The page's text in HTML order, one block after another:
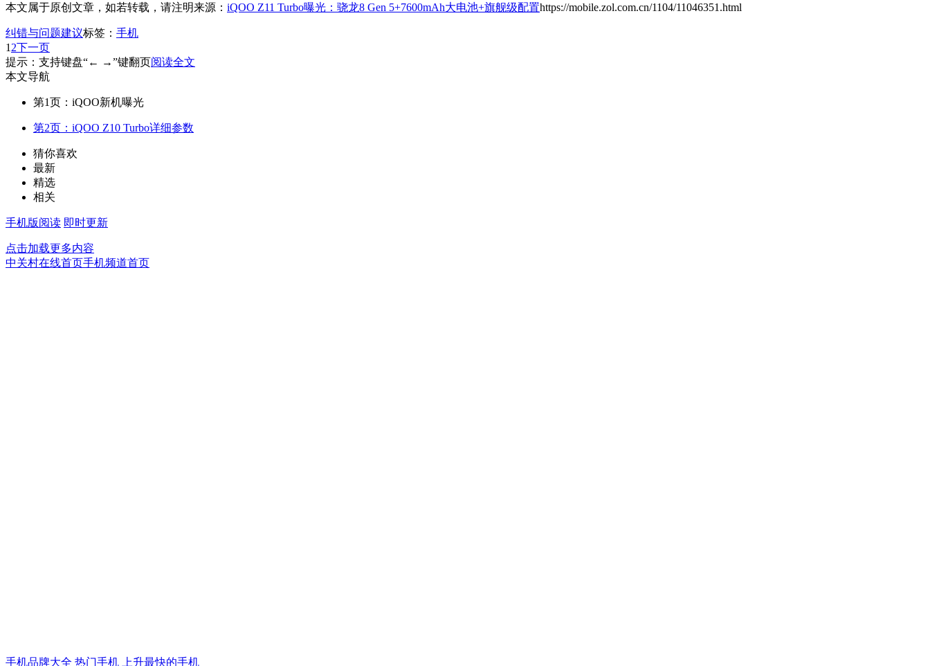
本文属于原创文章，如若转载，请注明来源： iQOO Z11 Turbo曝光：骁龙8 Gen 5+7600mAh大电池+旗舰级配置https://mobile.zol.com.cn/1104/11046351.html
纠错与问题建议标签： 手机
1 2下一页
提示：支持键盘“← →”键翻页阅读全文
本文导航
第1页：iQOO新机曝光
第2页：iQOO Z10 Turbo详细参数
猜你喜欢
最新
精选
相关
手机版阅读 即时更新
点击加载更多内容
中关村在线首页手机频道首页
手机品牌大全 热门手机 上升最快的手机